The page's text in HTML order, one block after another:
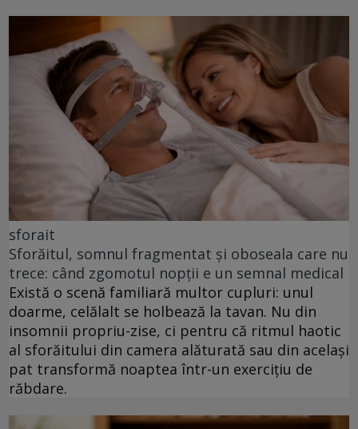
sforait
Sforăitul, somnul fragmentat și oboseala care nu
trece: când zgomotul nopții e un semnal medical
Există o scenă familiară multor cupluri: unul
doarme, celălalt se holbează la tavan. Nu din
insomnii propriu-zise, ci pentru că ritmul haotic
al sforăitului din camera alăturată sau din același
pat transformă noaptea într-un exercițiu de
răbdare.